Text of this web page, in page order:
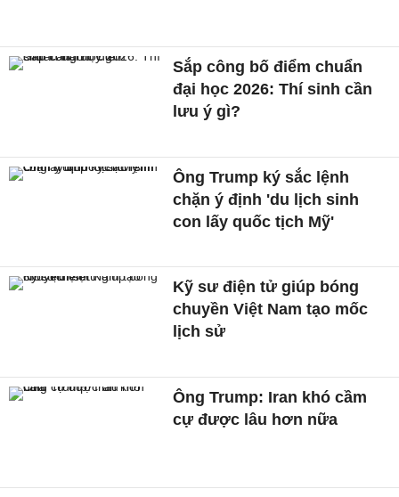
Sắp công bố điểm chuẩn
đại học 2026: Thí sinh cần
lưu ý gì?
Ông Trump ký sắc lệnh
chặn ý định 'du lịch sinh
con lấy quốc tịch Mỹ'
Kỹ sư điện tử giúp bóng
chuyền Việt Nam tạo mốc
lịch sử
Ông Trump: Iran khó cầm
cự được lâu hơn nữa